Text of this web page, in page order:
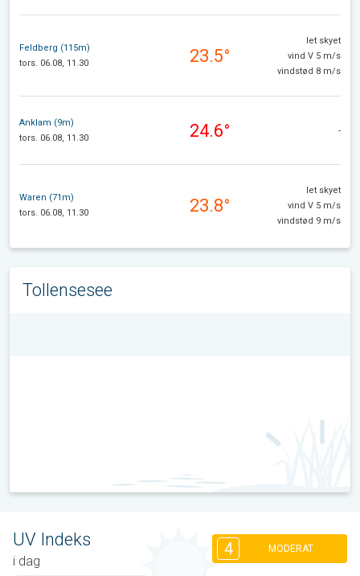
Feldberg (115m)
tors. 06.08, 11.30
23.5°
let skyet
vind V 5 m/s
vindstød 8 m/s
Anklam (9m)
tors. 06.08, 11.30
24.6° -
Waren (71m)
tors. 06.08, 11.30
23.8°
let skyet
vind V 5 m/s
vindstød 9 m/s
Tollensesee
UV Indeks
i dag
4 MODERAT